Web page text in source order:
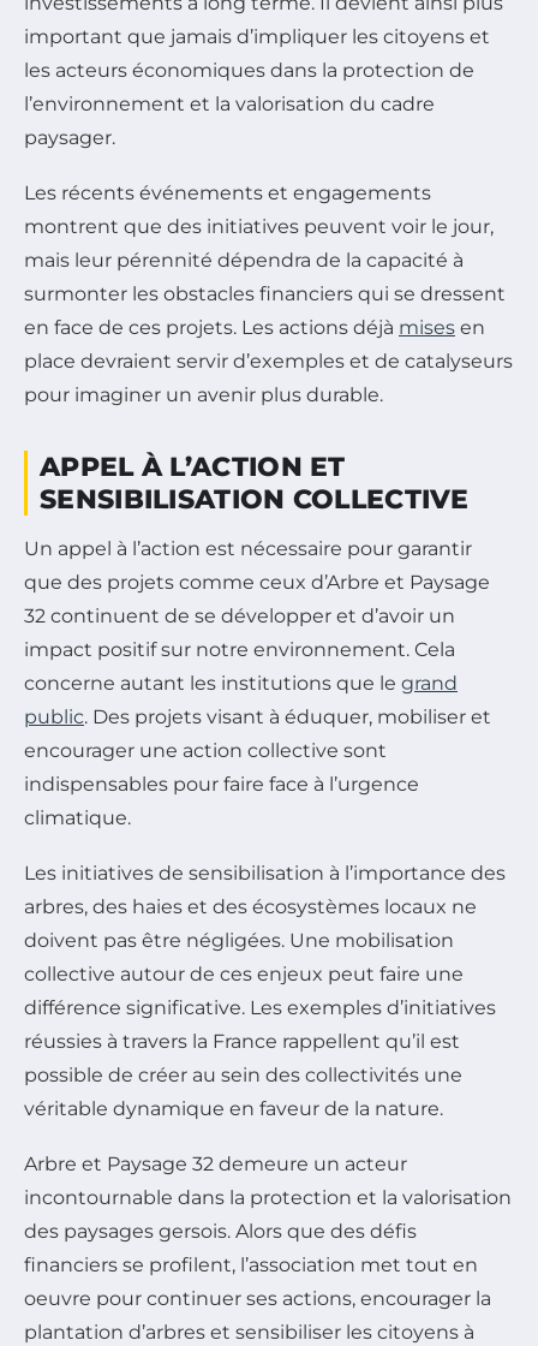
important que jamais d’impliquer les citoyens et
les acteurs économiques dans la protection de
l’environnement et la valorisation du cadre
paysager.
Les récents événements et engagements
montrent que des initiatives peuvent voir le jour,
mais leur pérennité dépendra de la capacité à
surmonter les obstacles financiers qui se dressent
en face de ces projets. Les actions déjà mises en
place devraient servir d’exemples et de catalyseurs
pour imaginer un avenir plus durable.
APPEL À L’ACTION ET
SENSIBILISATION COLLECTIVE
Un appel à l’action est nécessaire pour garantir
que des projets comme ceux d’Arbre et Paysage
32 continuent de se développer et d’avoir un
impact positif sur notre environnement. Cela
concerne autant les institutions que le grand
public. Des projets visant à éduquer, mobiliser et
encourager une action collective sont
indispensables pour faire face à l’urgence
climatique.
Les initiatives de sensibilisation à l’importance des
arbres, des haies et des écosystèmes locaux ne
doivent pas être négligées. Une mobilisation
collective autour de ces enjeux peut faire une
différence significative. Les exemples d’initiatives
réussies à travers la France rappellent qu’il est
possible de créer au sein des collectivités une
véritable dynamique en faveur de la nature.
Arbre et Paysage 32 demeure un acteur
incontournable dans la protection et la valorisation
des paysages gersois. Alors que des défis
financiers se profilent, l’association met tout en
oeuvre pour continuer ses actions, encourager la
plantation d’arbres et sensibiliser les citoyens à